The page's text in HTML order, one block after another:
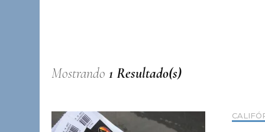
Mostrando 1 Resultado(s)